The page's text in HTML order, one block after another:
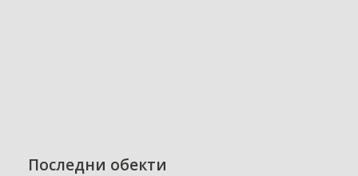
Последни обекти